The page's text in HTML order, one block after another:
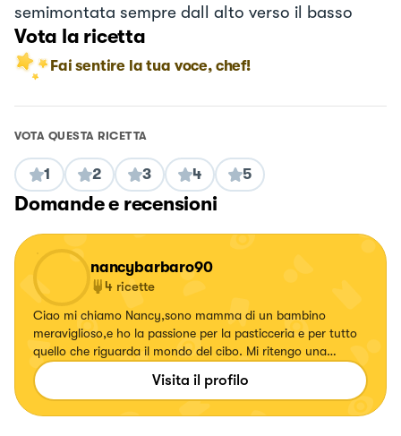
semimontata sempre dall alto verso il basso
Vota la ricetta
Fai sentire la tua voce, chef!
VOTA QUESTA RICETTA
1 2 3 4 5
Domande e recensioni
nancybarbaro90
4 ricette
Ciao mi chiamo Nancy,sono mamma di un bambino
meraviglioso,e ho la passione per la pasticceria e per tutto
quello che riguarda il mondo del cibo. Mi ritengo una
persona creativa e mi piace fare e creare abbinamenti ,
sperimentare e provare a conquistare i palato di tutti ☺️ ho
fatto una scuola di pasticceria con conseguimento del
Visita il profilo